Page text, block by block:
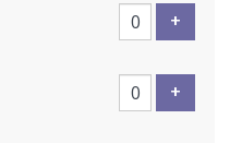
+
+